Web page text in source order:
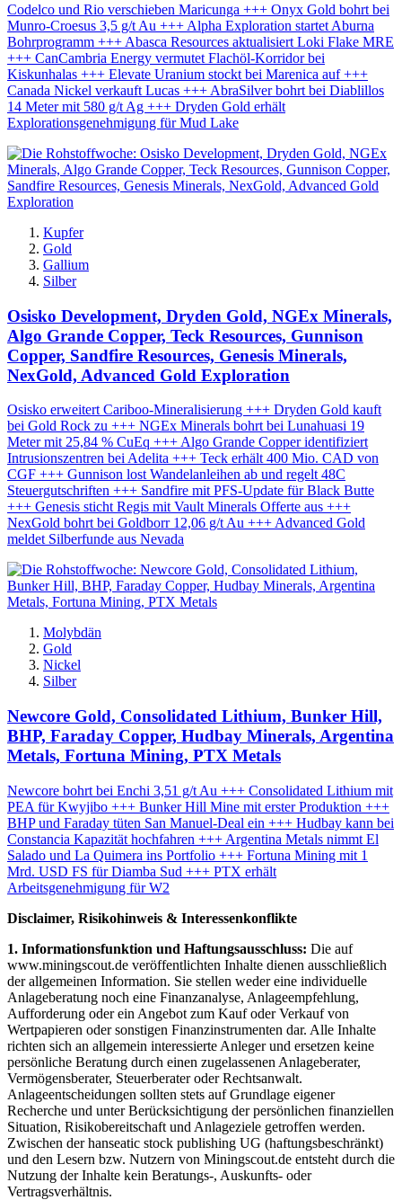
Codelco und Rio verschieben Maricunga +++ Onyx Gold bohrt bei
Munro-Croesus 3,5 g/t Au +++ Alpha Exploration startet Aburna
Bohrprogramm +++ Abasca Resources aktualisiert Loki Flake MRE
+++ CanCambria Energy vermutet Flachöl-Korridor bei
Kiskunhalas +++ Elevate Uranium stockt bei Marenica auf +++
Canada Nickel verkauft Lucas +++ AbraSilver bohrt bei Diablillos
14 Meter mit 580 g/t Ag +++ Dryden Gold erhält
Explorationsgenehmigung für Mud Lake
Kupfer
Gold
Gallium
Silber
Osisko Development, Dryden Gold, NGEx Minerals,
Algo Grande Copper, Teck Resources, Gunnison
Copper, Sandfire Resources, Genesis Minerals,
NexGold, Advanced Gold Exploration
Osisko erweitert Cariboo-Mineralisierung +++ Dryden Gold kauft
bei Gold Rock zu +++ NGEx Minerals bohrt bei Lunahuasi 19
Meter mit 25,84 % CuEq +++ Algo Grande Copper identifiziert
Intrusionszentren bei Adelita +++ Teck erhält 400 Mio. CAD von
CGF +++ Gunnison lost Wandelanleihen ab und regelt 48C
Steuergutschriften +++ Sandfire mit PFS-Update für Black Butte
+++ Genesis sticht Regis mit Vault Minerals Offerte aus +++
NexGold bohrt bei Goldborr 12,06 g/t Au +++ Advanced Gold
meldet Silberfunde aus Nevada
Molybdän
Gold
Nickel
Silber
Newcore Gold, Consolidated Lithium, Bunker Hill,
BHP, Faraday Copper, Hudbay Minerals, Argentina
Metals, Fortuna Mining, PTX Metals
Newcore bohrt bei Enchi 3,51 g/t Au +++ Consolidated Lithium mit
PEA für Kwyjibo +++ Bunker Hill Mine mit erster Produktion +++
BHP und Faraday tüten San Manuel-Deal ein +++ Hudbay kann bei
Constancia Kapazität hochfahren +++ Argentina Metals nimmt El
Salado und La Quimera ins Portfolio +++ Fortuna Mining mit 1
Mrd. USD FS für Diamba Sud +++ PTX erhält
Arbeitsgenehmigung für W2
Disclaimer, Risikohinweis & Interessenkonflikte
1. Informationsfunktion und Haftungsausschluss: Die auf
www.miningscout.de veröffentlichten Inhalte dienen ausschließlich
der allgemeinen Information. Sie stellen weder eine individuelle
Anlageberatung noch eine Finanzanalyse, Anlageempfehlung,
Aufforderung oder ein Angebot zum Kauf oder Verkauf von
Wertpapieren oder sonstigen Finanzinstrumenten dar. Alle Inhalte
richten sich an allgemein interessierte Anleger und ersetzen keine
persönliche Beratung durch einen zugelassenen Anlageberater,
Vermögensberater, Steuerberater oder Rechtsanwalt.
Anlageentscheidungen sollten stets auf Grundlage eigener
Recherche und unter Berücksichtigung der persönlichen finanziellen
Situation, Risikobereitschaft und Anlageziele getroffen werden.
Zwischen der hanseatic stock publishing UG (haftungsbeschränkt)
und den Lesern bzw. Nutzern von Miningscout.de entsteht durch die
Nutzung der Inhalte kein Beratungs-, Auskunfts- oder
Vertragsverhältnis.